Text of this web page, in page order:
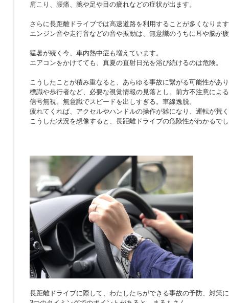
肩こり、腰痛、腕や足や目の疲れなどの症状が出ます。
さらに長距離ドライブでは高速道路を利用することが多くなりま
エンジン音や走行音などの音や振動は、無意識のうちに耳や脳が
猛暑が続く今、車内熱中症も増えています。
エアコンをかけてても、真夏の直射日光を浴び続けるのは危険。
こうしたことが積み重なると、あらゆる事故に繋がる可能性があ
標識や歩行者など、必要な視覚情報の見落とし。前方不注意によ
信号無視。無意識でスピードを出しすぎる。車線逸脱。
疲れてくれば、アクセルやハンドルの操作が雑になり、運転が荒
こうした状況を想像すると、長距離ドライブの危険性がわかるで
長距離ドライブに際して、わたしたちができる事故の予防、対策